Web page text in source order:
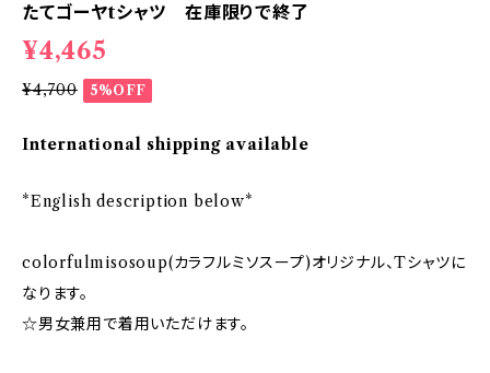
たてゴーヤtシャツ 在庫限りで終了
¥4,465
¥4,700 5%OFF
International shipping available
*English description below*
colorfulmisosoup(カラフルミソスープ)オリジナル、Tシャツに
なります。
☆男女兼用で着用いただけます。